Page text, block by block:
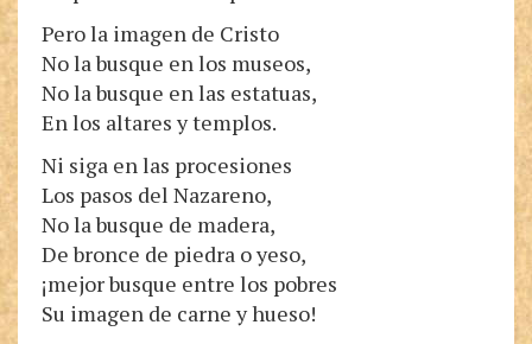
Pero la imagen de Cristo
No la busque en los museos,
No la busque en las estatuas,
En los altares y templos.
Ni siga en las procesiones
Los pasos del Nazareno,
No la busque de madera,
De bronce de piedra o yeso,
¡mejor busque entre los pobres
Su imagen de carne y hueso!